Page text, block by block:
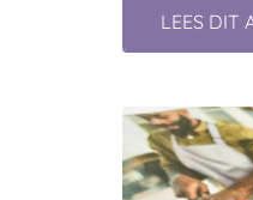
LEES DIT